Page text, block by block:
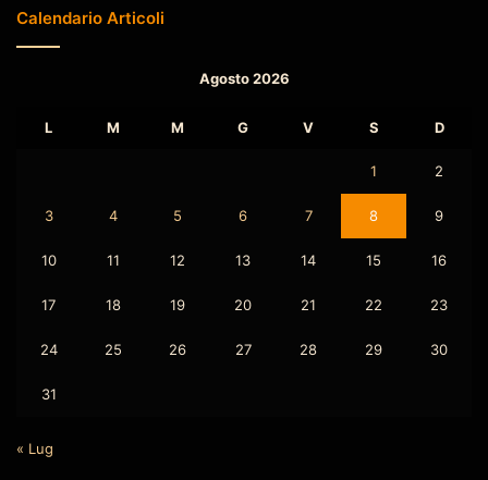
Calendario Articoli
Agosto 2026
L M M G V S D
1 2
3 4 5 6 7 8 9
10 11 12 13 14 15 16
17 18 19 20 21 22 23
24 25 26 27 28 29 30
31
« Lug